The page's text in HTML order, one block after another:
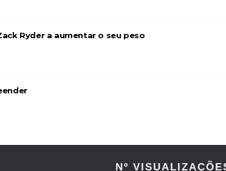
Ryder a aumentar o seu peso
Nº